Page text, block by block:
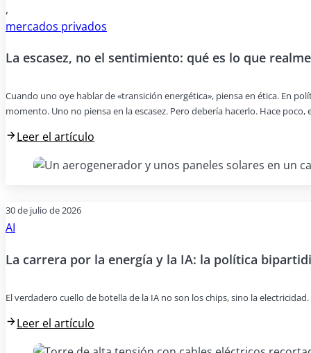
,
mercados privados
La escasez, no el sentimiento: qué es lo que
Cuando uno oye hablar de «transición energética», piensa en ética. En
momento. Uno no piensa en la escasez. Pero debería hacerlo. Hace
Leer el artículo
30 de julio de 2026
AI
La carrera por la energía y la IA: la política
El verdadero cuello de botella de la IA no son los chips, sino la
Leer el artículo